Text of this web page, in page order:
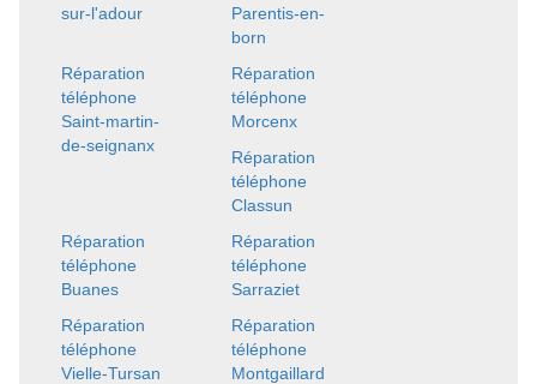
sur-l'adour
Parentis-en-
born
Réparation
téléphone
Saint-martin-
de-seignanx
Réparation
téléphone
Morcenx
Réparation
téléphone
Classun
Réparation
téléphone
Buanes
Réparation
téléphone
Sarraziet
Réparation
téléphone
Vielle-Tursan
Réparation
téléphone
Montgaillard